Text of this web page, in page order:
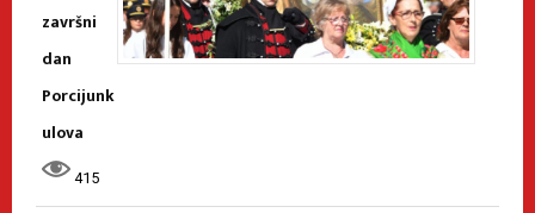
završni
dan
Porcijunk
ulova
415